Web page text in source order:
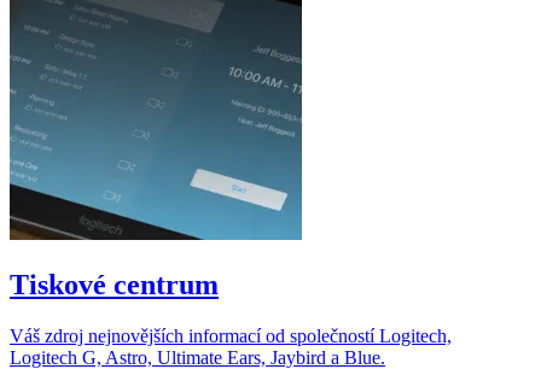
Tiskové centrum
Váš zdroj nejnovějších informací od společností Logitech,
Logitech G, Astro, Ultimate Ears, Jaybird a Blue.